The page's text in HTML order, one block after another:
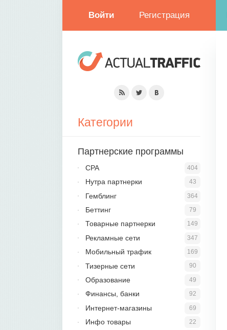
Войти Регистрация
Категории
Партнерские программы
404
CPA
43
Нутра партнерки
364
Гемблинг
79
Беттинг
149
Товарные партнерки
347
Рекламные сети
169
Мобильный трафик
90
Тизерные сети
49
Образование
92
Финансы, банки
69
Интернет-магазины
22
Инфо товары